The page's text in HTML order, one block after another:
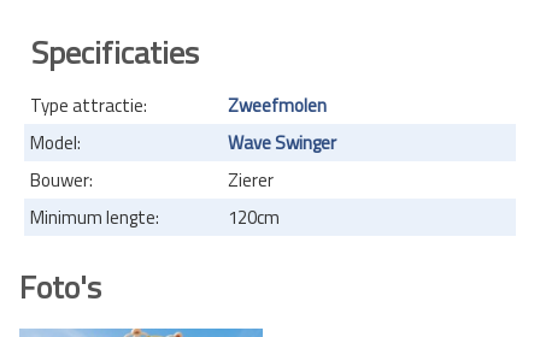
Specificaties
Type attractie:
Zweefmolen
Model:
Wave Swinger
Bouwer:
Zierer
Minimum lengte:
120cm
Foto's